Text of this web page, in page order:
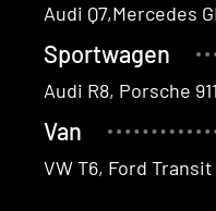
Audi Q7,Mercedes
Sportwagen
Audi R8, Porsche
Van
VW T6, Ford